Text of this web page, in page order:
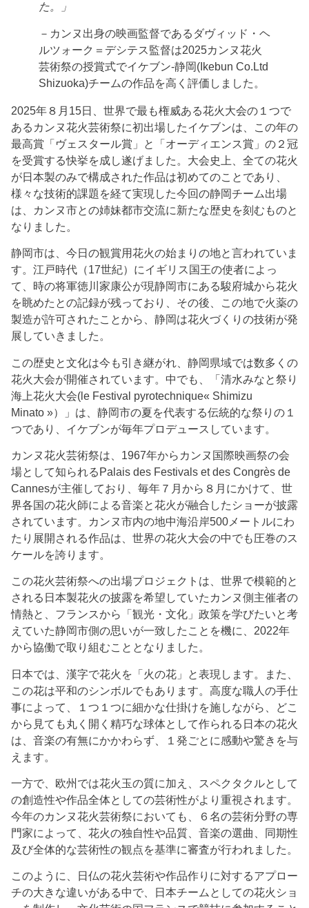
た。」
－カンヌ出身の映画監督であるダヴィッド・ヘ
ルツォーク＝デシテス監督は2025カンヌ花火
芸術祭の授賞式でイケブン-静岡(Ikebun Co.Ltd
Shizuoka)チームの作品を高く評価しました。
2025年８月15日、世界で最も権威ある花火大会の１つで
あるカンヌ花火芸術祭に初出場したイケブンは、この年の
最高賞「ヴェスタール賞」と「オーディエンス賞」の２冠
を受賞する快挙を成し遂げました。大会史上、全ての花火
が日本製のみで構成された作品は初めてのことであり、
様々な技術的課題を経て実現した今回の静岡チーム出場
は、カンヌ市との姉妹都市交流に新たな歴史を刻むものと
なりました。
静岡市は、今日の観賞用花火の始まりの地と言われていま
す。江戸時代（17世紀）にイギリス国王の使者によっ
て、時の将軍徳川家康公が現静岡市にある駿府城から花火
を眺めたとの記録が残っており、その後、この地で火薬の
製造が許可されたことから、静岡は花火づくりの技術が発
展していきました。
この歴史と文化は今も引き継がれ、静岡県域では数多くの
花火大会が開催されています。中でも、「清水みなと祭り
海上花火大会(le Festival pyrotechnique« Shimizu
Minato »）」は、静岡市の夏を代表する伝統的な祭りの１
つであり、イケブンが毎年プロデュースしています。
カンヌ花火芸術祭は、1967年からカンヌ国際映画祭の会
場として知られるPalais des Festivals et des Congrès de
Cannesが主催しており、毎年７月から８月にかけて、世
界各国の花火師による音楽と花火が融合したショーが披露
されています。カンヌ市内の地中海沿岸500メートルにわ
たり展開される作品は、世界の花火大会の中でも圧巻のス
ケールを誇ります。
この花火芸術祭への出場プロジェクトは、世界で模範的と
される日本製花火の披露を希望していたカンヌ側主催者の
情熱と、フランスから「観光・文化」政策を学びたいと考
えていた静岡市側の思いが一致したことを機に、2022年
から協働で取り組むこととなりました。
日本では、漢字で花火を「火の花」と表現します。また、
この花は平和のシンボルでもあります。高度な職人の手仕
事によって、１つ１つに細かな仕掛けを施しながら、どこ
から見ても丸く開く精巧な球体として作られる日本の花火
は、音楽の有無にかかわらず、１発ごとに感動や驚きを与
えます。
一方で、欧州では花火玉の質に加え、スペクタクルとして
の創造性や作品全体としての芸術性がより重視されます。
今年のカンヌ花火芸術祭においても、６名の芸術分野の専
門家によって、花火の独自性や品質、音楽の選曲、同期性
及び全体的な芸術性の観点を基準に審査が行われました。
このように、日仏の花火芸術や作品作りに対するアプロー
チの大きな違いがある中で、日本チームとしての花火ショ